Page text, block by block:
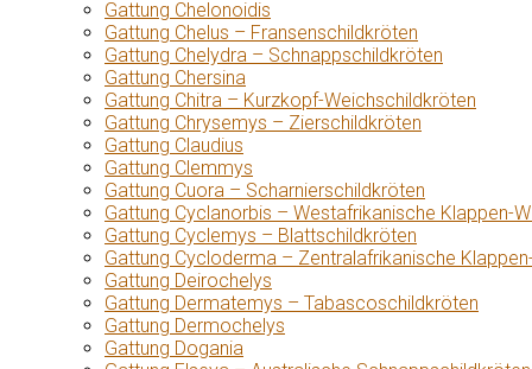
Gattung Chelonoidis
Gattung Chelus – Fransenschildkröten
Gattung Chelydra – Schnappschildkröten
Gattung Chersina
Gattung Chitra – Kurzkopf-Weichschildkröten
Gattung Chrysemys – Zierschildkröten
Gattung Claudius
Gattung Clemmys
Gattung Cuora – Scharnierschildkröten
Gattung Cyclanorbis – Westafrikanische Klappen-
Gattung Cyclemys – Blattschildkröten
Gattung Cycloderma – Zentralafrikanische
Gattung Deirochelys
Gattung Dermatemys – Tabascoschildkröten
Gattung Dermochelys
Gattung Dogania